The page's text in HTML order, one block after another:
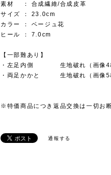
素材 ： 合成繊維/合成皮革
サイズ ： 23.0cm
カラー ： ベージュ花
ヒール ： 7.0cm
【一部難あり】
・左足内側 生地破れ（画像4枚
・両足かかと 生地破れ（画像5
※特価商品につき返品交換は一切お
通報する